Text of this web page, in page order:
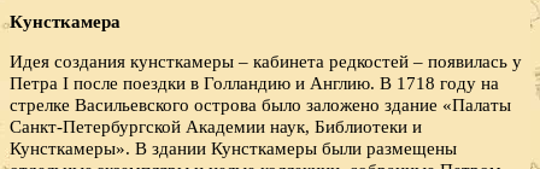
Кунсткамера
Идея создания кунсткамеры – кабинета редкостей – появилась у
Петра I после поездки в Голландию и Англию. В 1718 году на
стрелке Васильевского острова было заложено здание «Палаты
Санкт-Петербургской Академии наук, Библиотеки и
Кунсткамеры». В здании Кунсткамеры были размещены